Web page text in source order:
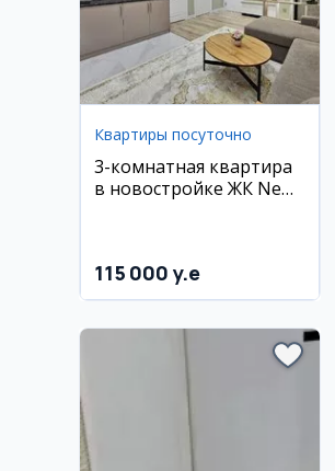
Квартиры посуточно
3-комнатная квартира
в новостройке ЖК New
115 000 y.e